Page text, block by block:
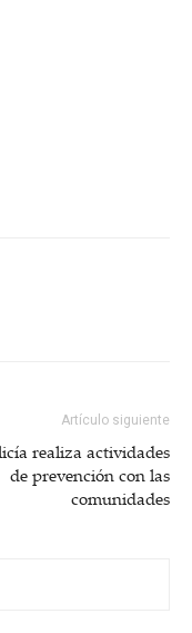
Artículo siguiente
realiza actividades
de prevención con las
comunidades